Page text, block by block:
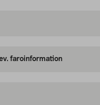
faroinformation